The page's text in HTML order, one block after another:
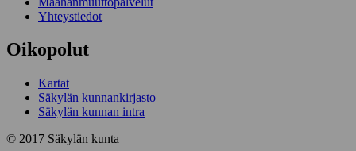
Yhteystiedot
Oikopolut
Kartat
Säkylän kunnankirjasto
Säkylän kunnan intra
© 2017 Säkylän kunta